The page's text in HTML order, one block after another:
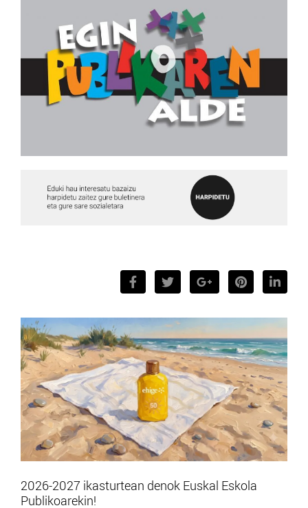
2026-2027 ikasturtean denok Euskal Eskola
Publikoarekin!